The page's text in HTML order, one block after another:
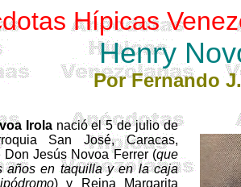
Hípicas
Henry
Por Fernando
Irolanació el 5 de julio de
San José, Caracas,
Jesús Novoa Ferrer (que
años en taquilla y en la caja
) y Reina Margarita